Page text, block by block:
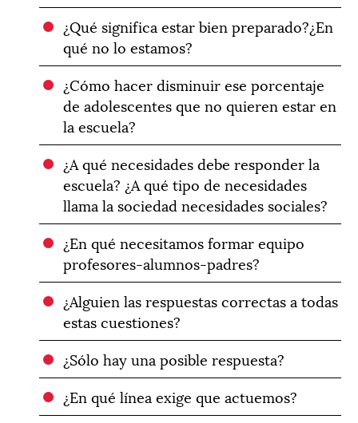
¿Qué significa estar bien preparado?¿En
qué no lo estamos?
¿Cómo hacer disminuir ese porcentaje
de adolescentes que no quieren estar en
la escuela?
¿A qué necesidades debe responder la
escuela? ¿A qué tipo de necesidades
llama la sociedad necesidades sociales?
¿En qué necesitamos formar equipo
profesores-alumnos-padres?
¿Alguien las respuestas correctas a todas
estas cuestiones?
¿Sólo hay una posible respuesta?
¿En qué línea exige que actuemos?